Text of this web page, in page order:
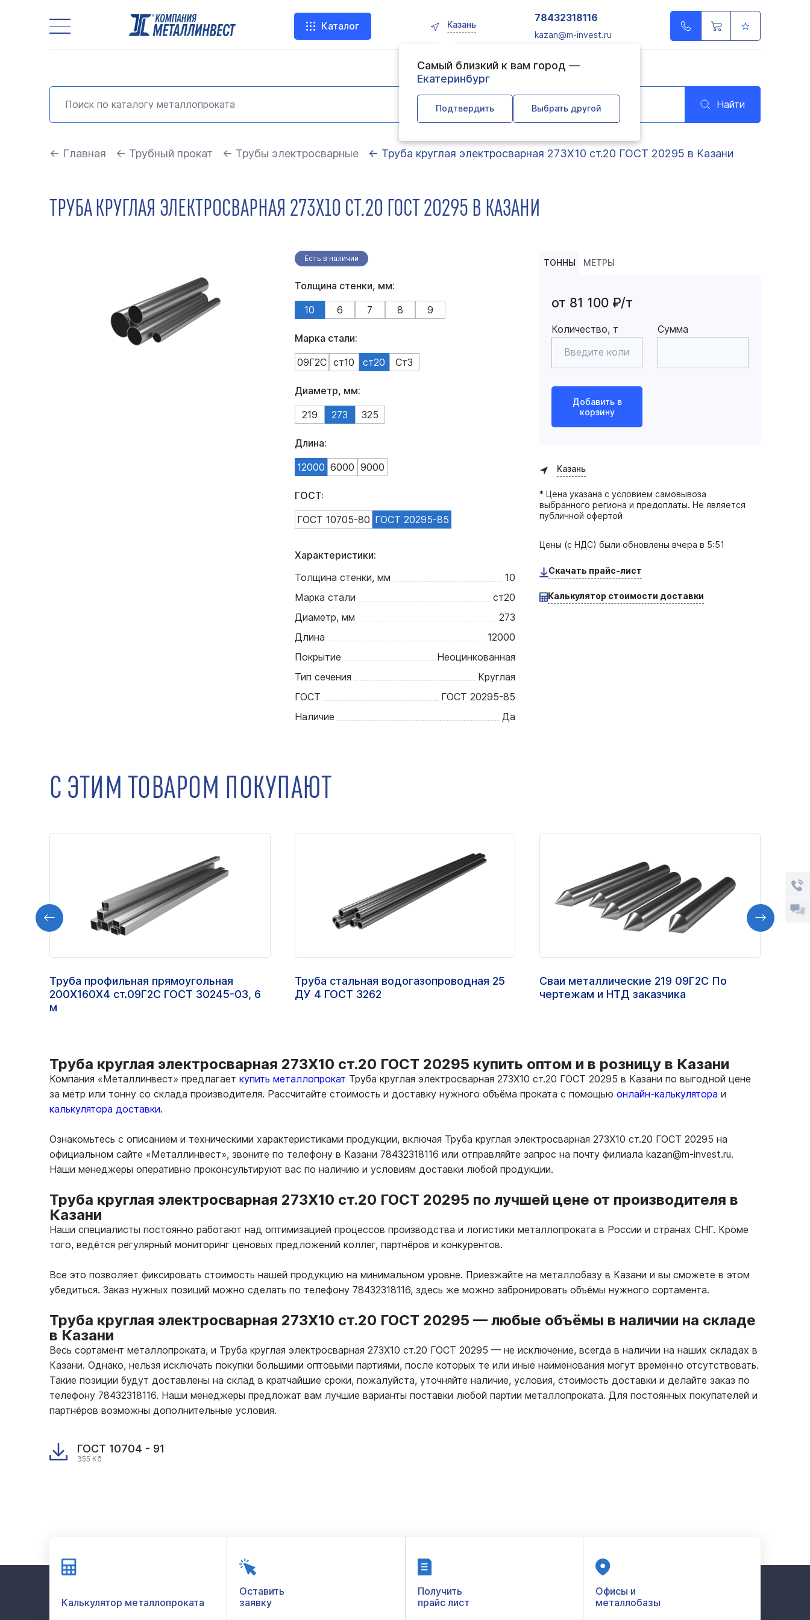
Каталог Казань
Самый близкий к вам город —
Екатеринбург
Подтвердить Выбрать другой
78432318116
kazan@m-invest.ru
Найти
← Главная ← Трубный прокат ← Трубы электросварные ← Труба круглая электросварная 273Х10 ст.20 ГОСТ 20295 в Казани
ТРУБА КРУГЛАЯ ЭЛЕКТРОСВАРНАЯ 273Х10 СТ.20 ГОСТ 20295 В КАЗАНИ
Есть в наличии
Толщина стенки, мм:
10
6 7 8 9
Марка стали:
09Г2С ст10 ст20 Ст3
Диаметр, мм:
219
273 325
Длина:
12000 6000 9000
ГОСТ:
ГОСТ 10705-80 ГОСТ 20295-85
Характеристики:
Толщина стенки, мм
10
Марка стали
ст20
Диаметр, мм
273
Длина
12000
Покрытие
Неоцинкованная
Тип сечения
Круглая
ГОСТ
ГОСТ 20295-85
Наличие
Да
ТОННЫ МЕТРЫ
от 81 100 ₽/т
Количество, т Сумма
Добавить в
корзину
Казань
* Цена указана с условием самовывоза
выбранного региона и предоплаты. Не является
публичной офертой
Цены (с НДС) были обновленывчера в 5:51
Скачать прайс-лист
Калькулятор стоимости доставки
С ЭТИМ ТОВАРОМ ПОКУПАЮТ
Труба профильная прямоугольная
200Х160Х4 ст.09Г2С ГОСТ 30245-03, 6
м
Труба стальная водогазопроводная 25
ДУ 4 ГОСТ 3262
Сваи металлические 219 09Г2С По
чертежам и НТД заказчика
Труба круглая электросварная 273Х10 ст.20 ГОСТ 20295 купить оптом и в розницу в Казани
Компания «Металлинвест» предлагает купить металлопрокат Труба круглая электросварная 273Х10 ст.20 ГОСТ 20295 в Казани по выгодной цене
за метр или тонну со склада производителя. Рассчитайте стоимость и доставку нужного объёма проката с помощью онлайн-калькулятора и
калькулятора доставки.
Ознакомьтесь с описанием и техническими характеристиками продукции, включая Труба круглая электросварная 273Х10 ст.20 ГОСТ 20295 на
официальном сайте «Металлинвест», звоните по телефону в Казани 78432318116 или отправляйте запрос на почту филиала kazan@m-invest.ru.
Наши менеджеры оперативно проконсультируют вас по наличию и условиям доставки любой продукции.
Труба круглая электросварная 273Х10 ст.20 ГОСТ 20295 по лучшей цене от производителя в
Казани
Наши специалисты постоянно работают над оптимизацией процессов производства и логистики металлопроката в России и странах СНГ. Кроме
того, ведётся регулярный мониторинг ценовых предложений коллег, партнёров и конкурентов.
Все это позволяет фиксировать стоимость нашей продукцию на минимальном уровне. Приезжайте на металлобазу в Казани и вы сможете в этом
убедиться. Заказ нужных позиций можно сделать по телефону 78432318116, здесь же можно забронировать объёмы нужного сортамента.
Труба круглая электросварная 273Х10 ст.20 ГОСТ 20295 — любые объёмы в наличии на складе
в Казани
Весь сортамент металлопроката, и Труба круглая электросварная 273Х10 ст.20 ГОСТ 20295 — не исключение, всегда в наличии на наших складах в
Казани. Однако, нельзя исключать покупки большими оптовыми партиями, после которых те или иные наименования могут временно отсутствовать.
Такие позиции будут доставлены на склад в кратчайшие сроки, пожалуйста, уточняйте наличие, условия, стоимость доставки и делайте заказ по
телефону 78432318116. Наши менеджеры предложат вам лучшие варианты поставки любой партии металлопроката. Для постоянных покупателей и
партнёров возможны дополнительные условия.
ГОСТ 10704 - 91
355 Кб
Калькулятор металлопроката
Оставить
заявку
Получить
прайс лист
Офисы и
металлобазы